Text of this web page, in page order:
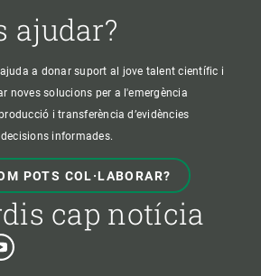
ajudar?
a donar suport al jove talent científic i
noves solucions per a l'emergència
i transferència d’evidències
informades.
POTS COL·LABORAR?
cap notícia